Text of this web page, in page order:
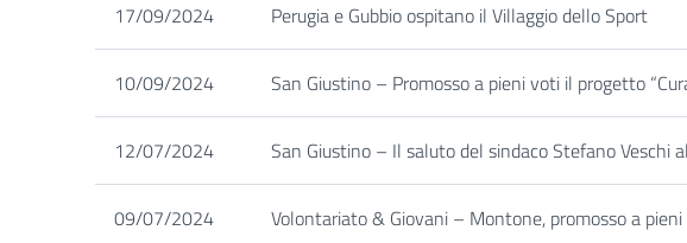
17/09/2024 Perugia e Gubbio ospitano il Villaggio dello Sport
10/09/2024 San Giustino – Promosso a pieni voti il progetto
12/07/2024 San Giustino – Il saluto del sindaco Stefano Veschi
09/07/2024 Volontariato & Giovani – Montone, promosso a